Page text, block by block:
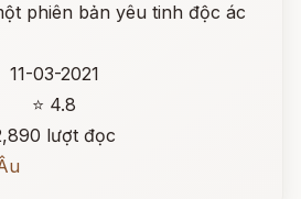
phiên bản yêu tinh độc ác
11-03-2021
⭐ 4.8
lượt đọc